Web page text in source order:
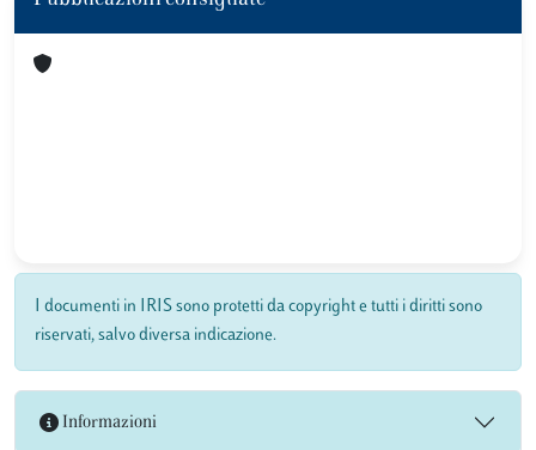
I documenti in IRIS sono protetti da copyright e tutti i diritti sono
riservati, salvo diversa indicazione.
Informazioni